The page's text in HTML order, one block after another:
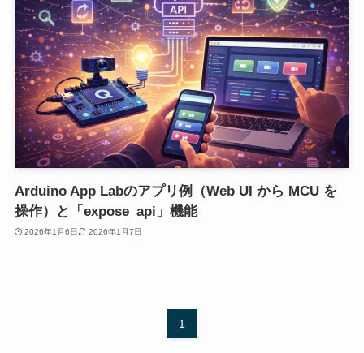
Arduino App Labのアプリ例（Web UI から MCU を
操作）と「expose_api」機能
2026年1月6日 2026年1月7日
1